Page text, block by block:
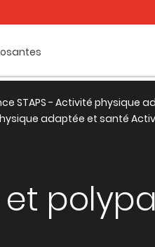
STAPS - Activité physique
adaptée et santé
et